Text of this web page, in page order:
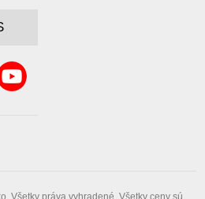
Všetky práva vyhradené. Všetky ceny sú